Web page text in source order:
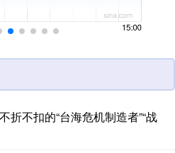
折不扣的“台海危机制造者”“战